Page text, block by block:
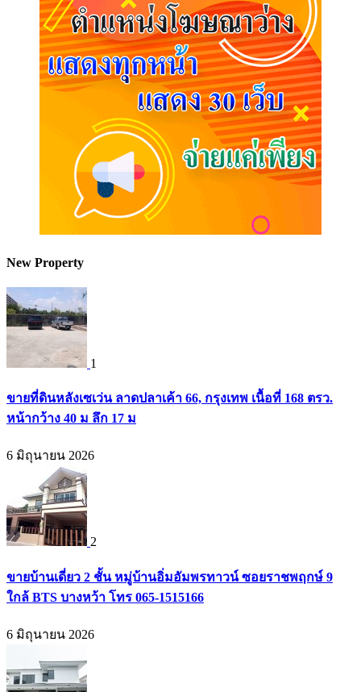
New Property
1
ขายที่ดินหลังเซเว่น ลาดปลาเค้า 66, กรุงเทพ เนื้อที่ 168 ตรว.
หน้ากว้าง 40 ม ลึก 17 ม
6 มิถุนายน 2026
2
ขายบ้านเดี่ยว 2 ชั้น หมู่บ้านอิ่มอัมพรทาวน์ ซอยราชพฤกษ์ 9
ใกล้ BTS บางหว้า โทร 065-1515166
6 มิถุนายน 2026